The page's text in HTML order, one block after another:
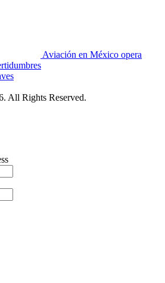
Aviación en México opera
All Rights Reserved.